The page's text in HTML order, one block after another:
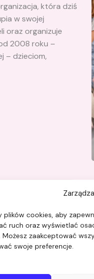
plików cookies, aby
ruch oraz wyświetlać
Możesz zaakceptować
swoje preferencje.
która dziś
w swojej
oraz organizuje
2008 roku –
– dzieciom,